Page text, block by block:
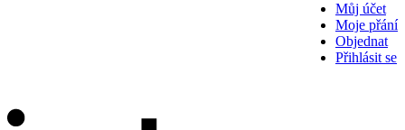
Můj účet
Moje přání
Objednat
Přihlásit se